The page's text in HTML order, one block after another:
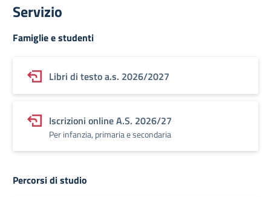
Servizio
Famiglie e studenti
Libri di testo a.s. 2026/2027
Iscrizioni online A.S. 2026/27
Per infanzia, primaria e secondaria
Percorsi di studio